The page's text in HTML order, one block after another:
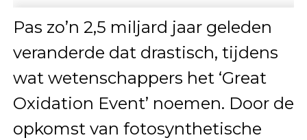
Pas zo’n 2,5 miljard jaar geleden
veranderde dat drastisch, tijdens
wat wetenschappers het ‘Great
Oxidation Event’ noemen. Door de
opkomst van fotosynthetische